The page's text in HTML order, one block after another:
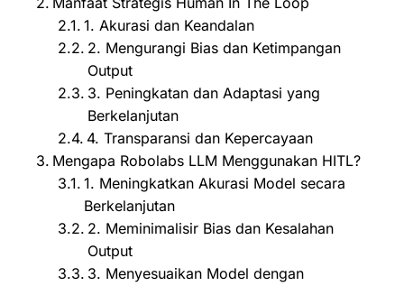
1. Akurasi dan Keandalan
2. Mengurangi Bias dan Ketimpangan
Output
3. Peningkatan dan Adaptasi yang
Berkelanjutan
4. Transparansi dan Kepercayaan
Mengapa Robolabs LLM Menggunakan HITL?
1. Meningkatkan Akurasi Model secara
Berkelanjutan
2. Meminimalisir Bias dan Kesalahan
Output
3. Menyesuaikan Model dengan